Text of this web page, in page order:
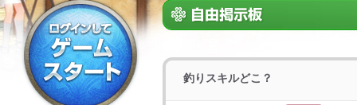
釣りスキルどこ？